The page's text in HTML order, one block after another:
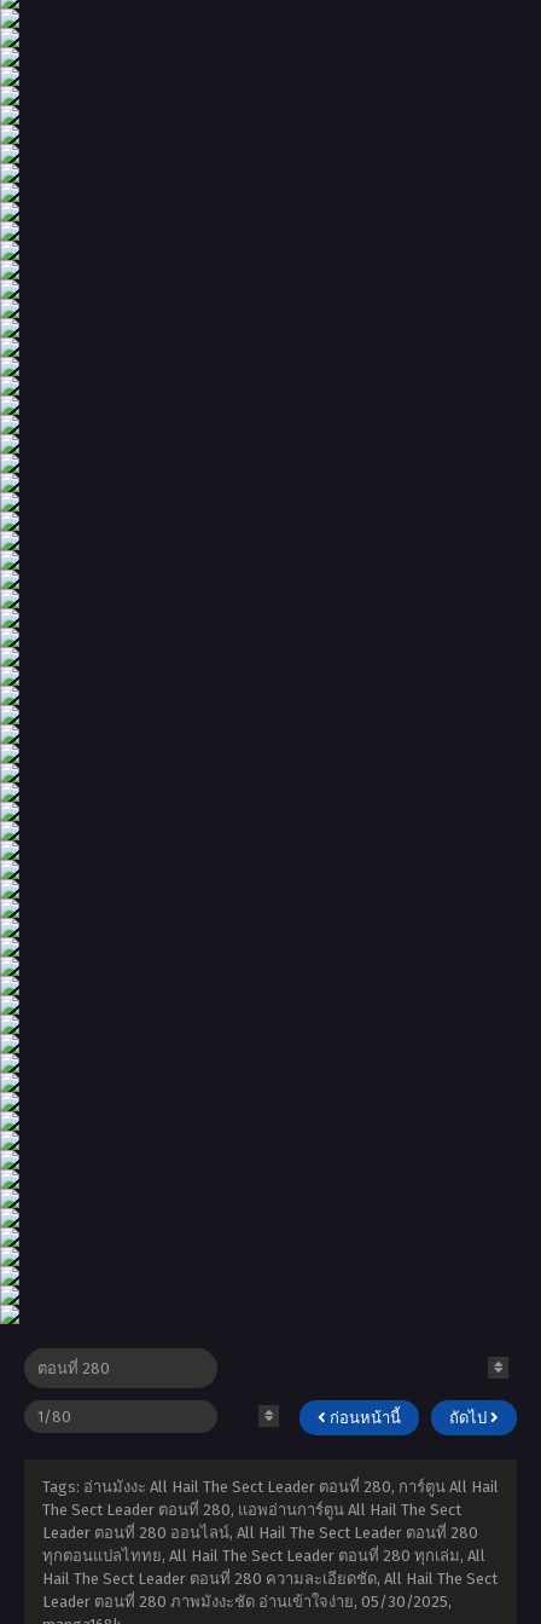
ก่อนหน้านี้ ถัดไป
Tags: อ่านมังงะ All Hail The Sect Leader ตอนที่ 280, การ์ตูน All Hail
The Sect Leader ตอนที่ 280, แอพอ่านการ์ตูน All Hail The Sect
Leader ตอนที่ 280 ออนไลน์, All Hail The Sect Leader ตอนที่ 280
ทุกตอนแปลไททย, All Hail The Sect Leader ตอนที่ 280 ทุกเล่ม, All
Hail The Sect Leader ตอนที่ 280 ความละเอียดชัด, All Hail The Sect
Leader ตอนที่ 280 ภาพมังงะชัด อ่านเข้าใจง่าย, 05/30/2025,